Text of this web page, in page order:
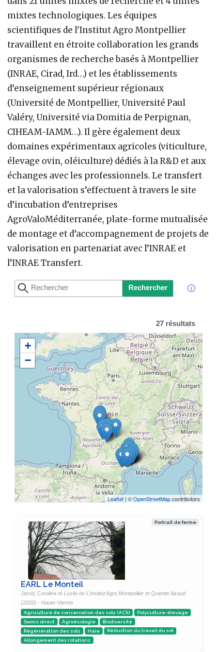
mixtes technologiques. Les équipes
scientifiques de l'Institut Agro Montpellier
travaillent en étroite collaboration les grands
organismes de recherche basés à Montpellier
(INRAE, Cirad, Ird…) et les établissements
d’enseignement supérieur régionaux
(Université de Montpellier, Université Paul
Valéry, Université via Domitia de Perpignan,
CIHEAM-IAMM…). Il gère également deux
domaines expérimentaux agricoles (viticulture,
élevage ovin, oléiculture) dédiés à la R&D et aux
échanges avec les professionnels. Le transfert
et la valorisation s’effectuent à travers le site
d’incubation d’entreprises
AgroValoMéditerranée, plate-forme mutualisée
de montage et d’accompagnement de projets de
valorisation en partenariat avec l’INRAE et
l’INRAE Transfert.
Rechercher
27 résultats
+
−
Leaflet | ©OpenStreetMapcontributors
Portrait de ferme
EARL Le Monteil
Jarod, Coraline et Lucile de L'institut Agro Montpellier et Quentin Airaud
(2020) - Haute-Vienne
Agriculture de conservation des sols (ACS)
Polyculture-élevage
Semis direct
Agroécologie
Biodiversité
Régénération des sols
Haie
Réduction du travail du sol
Allongement des rotations